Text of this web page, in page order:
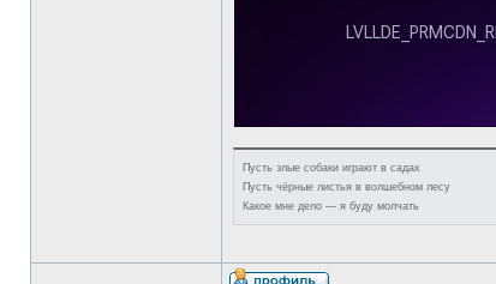
Пусть злые собаки играют в садах
Пусть чёрные листья в волшебном лесу
Какое мне дело — я буду молчать